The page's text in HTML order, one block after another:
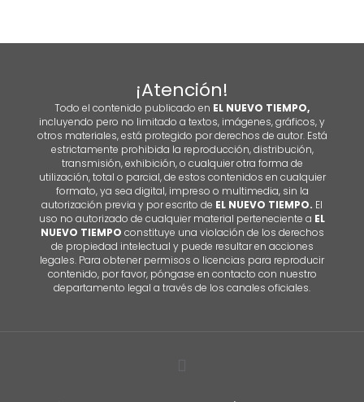
¡Atención!
Todo el contenido publicado en EL NUEVO TIEMPO,
incluyendo pero no limitado a textos, imágenes, gráficos, y
otros materiales, está protegido por derechos de autor. Está
estrictamente prohibida la reproducción, distribución,
transmisión, exhibición, o cualquier otra forma de
utilización, total o parcial, de estos contenidos en cualquier
formato, ya sea digital, impreso o multimedia, sin la
autorización previa y por escrito de EL NUEVO TIEMPO. El
uso no autorizado de cualquier material perteneciente a EL
NUEVO TIEMPO constituye una violación de los derechos
de propiedad intelectual y puede resultar en acciones
legales. Para obtener permisos o licencias para reproducir
contenido, por favor, póngase en contacto con nuestro
departamento legal a través de los canales oficiales.